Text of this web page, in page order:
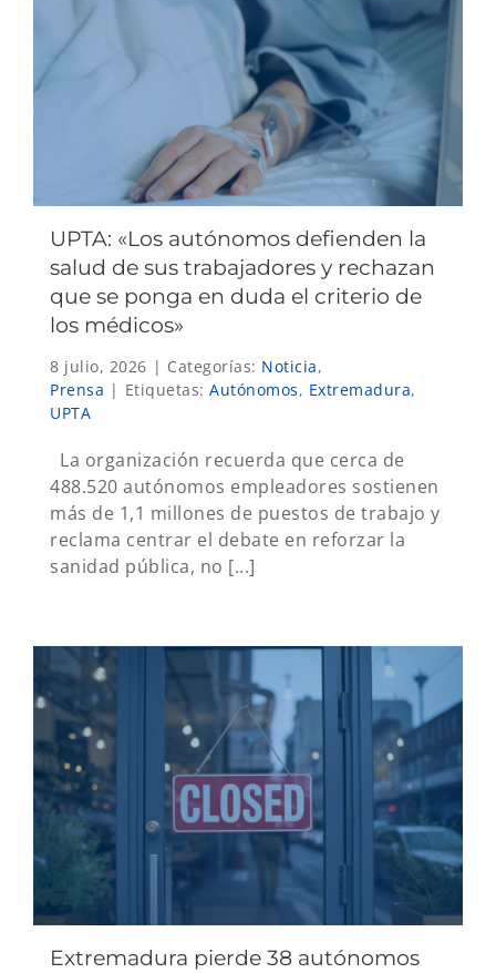
UPTA: «Los autónomos defienden la
salud de sus trabajadores y rechazan
que se ponga en duda el criterio de
los médicos»
8 julio, 2026 | Categorías: Noticia,
Prensa | Etiquetas: Autónomos, Extremadura,
UPTA
La organización recuerda que cerca de
488.520 autónomos empleadores sostienen
más de 1,1 millones de puestos de trabajo y
reclama centrar el debate en reforzar la
sanidad pública, no [...]
Extremadura pierde 38 autónomos